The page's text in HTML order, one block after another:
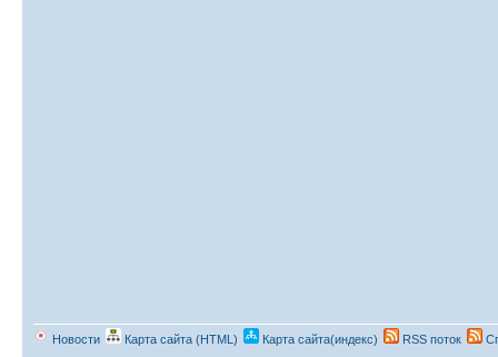
Новости Карта сайта (HTML) Карта сайта(индекс) RSS поток